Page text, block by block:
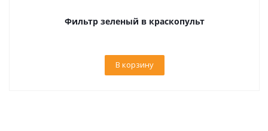
Фильтр зеленый в краскопульт
В корзину